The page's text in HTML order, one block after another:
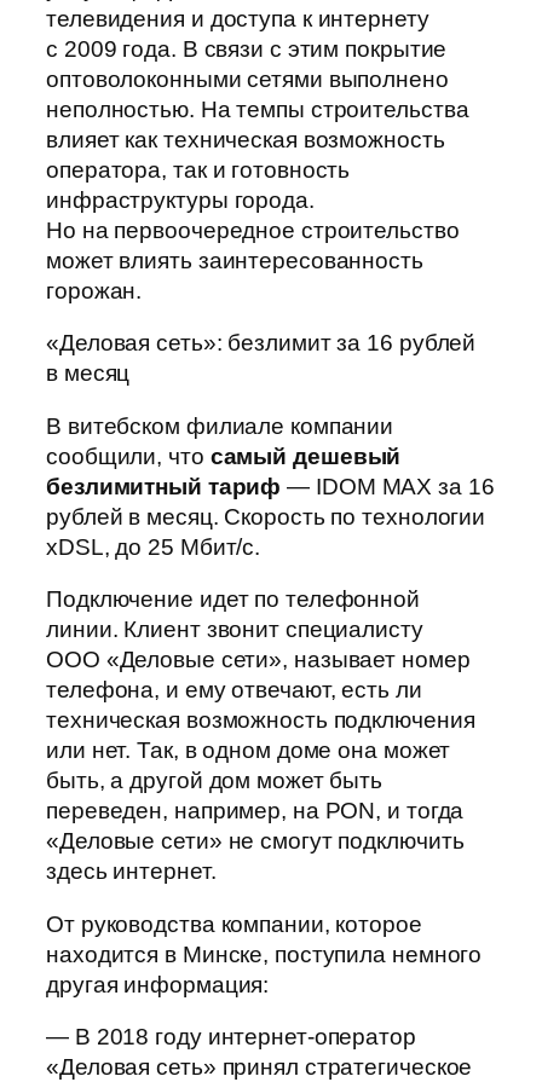
телевидения и доступа к интернету
с 2009 года. В связи с этим покрытие
оптоволоконными сетями выполнено
неполностью. На темпы строительства
влияет как техническая возможность
оператора, так и готовность
инфраструктуры города.
Но на первоочередное строительство
может влиять заинтересованность
горожан.
«Деловая сеть»: безлимит за 16 рублей
в месяц
В витебском филиале компании
сообщили, что самый дешевый
безлимитный тариф — IDOM MAX за 16
рублей в месяц. Скорость по технологии
хDSL, до 25 Мбит/с.
Подключение идет по телефонной
линии. Клиент звонит специалисту
ООО «Деловые сети», называет номер
телефона, и ему отвечают, есть ли
техническая возможность подключения
или нет. Так, в одном доме она может
быть, а другой дом может быть
переведен, например, на PON, и тогда
«Деловые сети» не смогут подключить
здесь интернет.
От руководства компании, которое
находится в Минске, поступила немного
другая информация:
— В 2018 году интернет-оператор
«Деловая сеть» принял стратегическое